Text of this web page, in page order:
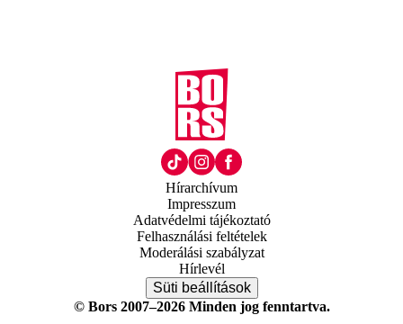
Hírarchívum
Impresszum
Adatvédelmi tájékoztató
Felhasználási feltételek
Moderálási szabályzat
Hírlevél
Süti beállítások
© Bors 2007–2026 Minden jog fenntartva.